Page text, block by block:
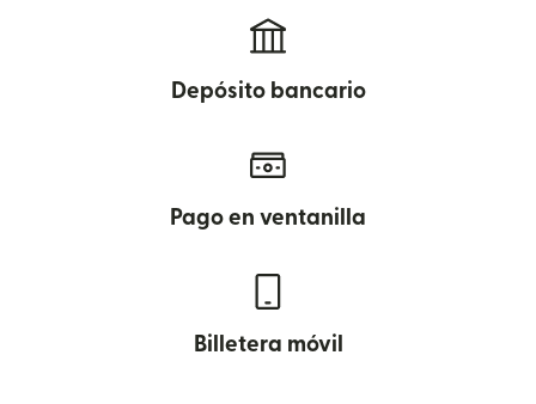
Depósito bancario
Pago en ventanilla
Billetera móvil